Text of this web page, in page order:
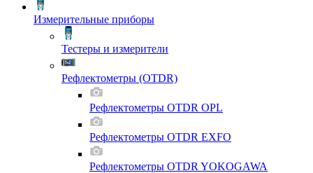
Измерительные приборы
Тестеры и измерители
Рефлектометры (OTDR)
Рефлектометры OTDR OPL
Рефлектометры OTDR EXFO
Рефлектометры OTDR YOKOGAWA